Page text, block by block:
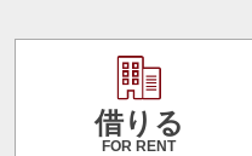
借りる
FOR RENT